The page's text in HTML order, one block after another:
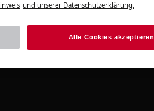
und unserer Datenschutzerklärung.
Alle Cookies akzeptieren